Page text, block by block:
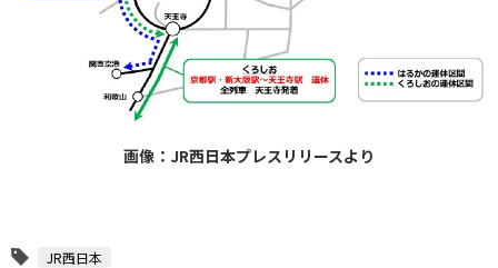
画像：JR西日本プレスリリースより
JR西日本